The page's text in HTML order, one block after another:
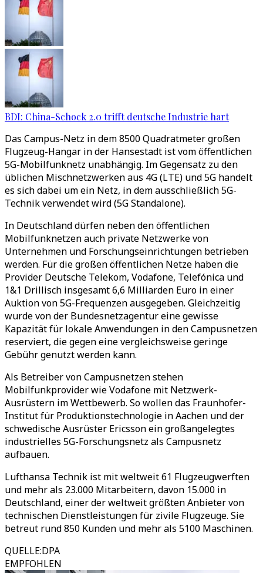
BDI: China-Schock 2.0 trifft deutsche Industrie hart
Das Campus-Netz in dem 8500 Quadratmeter großen
Flugzeug-Hangar in der Hansestadt ist vom öffentlichen
5G-Mobilfunknetz unabhängig. Im Gegensatz zu den
üblichen Mischnetzwerken aus 4G (LTE) und 5G handelt
es sich dabei um ein Netz, in dem ausschließlich 5G-
Technik verwendet wird (5G Standalone).
In Deutschland dürfen neben den öffentlichen
Mobilfunknetzen auch private Netzwerke von
Unternehmen und Forschungseinrichtungen betrieben
werden. Für die großen öffentlichen Netze haben die
Provider Deutsche Telekom, Vodafone, Telefónica und
1&1 Drillisch insgesamt 6,6 Milliarden Euro in einer
Auktion von 5G-Frequenzen ausgegeben. Gleichzeitig
wurde von der Bundesnetzagentur eine gewisse
Kapazität für lokale Anwendungen in den Campusnetzen
reserviert, die gegen eine vergleichsweise geringe
Gebühr genutzt werden kann.
Als Betreiber von Campusnetzen stehen
Mobilfunkprovider wie Vodafone mit Netzwerk-
Ausrüstern im Wettbewerb. So wollen das Fraunhofer-
Institut für Produktionstechnologie in Aachen und der
schwedische Ausrüster Ericsson ein großangelegtes
industrielles 5G-Forschungsnetz als Campusnetz
aufbauen.
Lufthansa Technik ist mit weltweit 61 Flugzeugwerften
und mehr als 23.000 Mitarbeitern, davon 15.000 in
Deutschland, einer der weltweit größten Anbieter von
technischen Dienstleistungen für zivile Flugzeuge. Sie
betreut rund 850 Kunden und mehr als 5100 Maschinen.
QUELLE:DPA
EMPFOHLEN